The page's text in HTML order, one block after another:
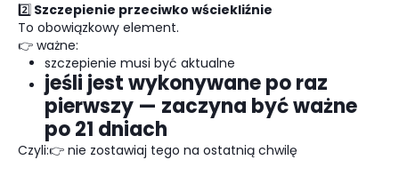
2️⃣ Szczepienie przeciwko wściekliźnie
To obowiązkowy element.
👉 ważne:
szczepienie musi być aktualne
jeśli jest wykonywane po raz
pierwszy — zaczyna być ważne
po 21 dniach
Czyli:👉 nie zostawiaj tego na ostatnią chwilę